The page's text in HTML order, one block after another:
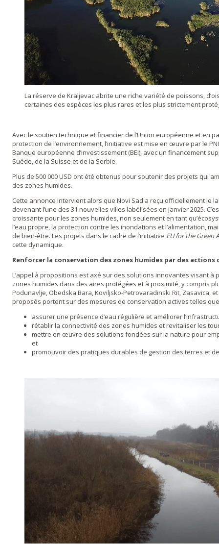
La réserve de Kraljevac abrite une riche variété de poissons,
certaines des espèces les plus rares et les plus strictement
Avec le soutien technique et financier de l’Union européenne et en
protection de l’environnement, l’initiative est mise en œuvre par le
Banque européenne d’investissement (BEI), avec un financement
Suède, de la Suisse et de la Serbie.
Plus de 500 000 USD ont été obtenus pour soutenir des projets qui
des zones humides.
Cette annonce intervient alors que Novi Sad a reçu officiellement le
devenant l’une des 31 nouvelles villes labélisées en janvier 2025.
croissante pour les zones humides, non seulement en tant
l’eau propre, la protection contre les inondations et l’alimentation,
de bien-être. Les projets dans le cadre de l’initiative EU for the Green
cette dynamique.
Renforcer la conservation des zones humides par des actions
L’appel à propositions est axé sur des solutions innovantes visant
zones humides dans des aires protégées et à proximité, y compris
Podunavlje, Obedska Bara, Koviljsko-Petrovaradinski Rit, Zasavica,
proposés portent sur des mesures de conservation actives telles
assurer une présence d’eau régulière et améliorer
rétablir la connectivité des zones humides et revitaliser les
mettre en œuvre des solutions fondées sur la nature pour
et
promouvoir des pratiques durables de gestion des terres et de